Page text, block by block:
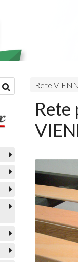
Rete
Rete